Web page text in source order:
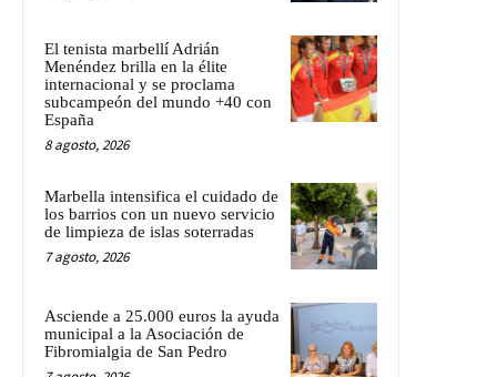
El tenista marbellí Adrián
Menéndez brilla en la élite
internacional y se proclama
subcampeón del mundo +40 con
España
8 agosto, 2026
Marbella intensifica el cuidado de
los barrios con un nuevo servicio
de limpieza de islas soterradas
7 agosto, 2026
Asciende a 25.000 euros la ayuda
municipal a la Asociación de
Fibromialgia de San Pedro